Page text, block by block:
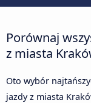
Porównaj
z miasta
Oto wybór
jazdy z miasta